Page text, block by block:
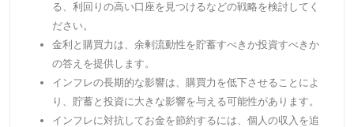
る、利回りの高い口座を見つけるなどの戦略を検討してく
ださい。
金利と購買力は、余剰流動性を貯蓄すべきか投資すべきか
の答えを提供します。
インフレの長期的な影響は、購買力を低下させることによ
り、貯蓄と投資に大きな影響を与える可能性があります。
インフレに対抗してお金を節約するには、個人の収入を追